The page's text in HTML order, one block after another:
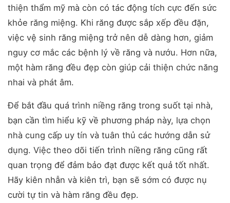
thiện thẩm mỹ mà còn có tác động tích cực đến sức
khỏe răng miệng. Khi răng được sắp xếp đều đặn,
việc vệ sinh răng miệng trở nên dễ dàng hơn, giảm
nguy cơ mắc các bệnh lý về răng và nướu. Hơn nữa,
một hàm răng đều đẹp còn giúp cải thiện chức năng
nhai và phát âm.
Để bắt đầu quá trình niềng răng trong suốt tại nhà,
bạn cần tìm hiểu kỹ về phương pháp này, lựa chọn
nhà cung cấp uy tín và tuân thủ các hướng dẫn sử
dụng. Việc theo dõi tiến trình niềng răng cũng rất
quan trọng để đảm bảo đạt được kết quả tốt nhất.
Hãy kiên nhẫn và kiên trì, bạn sẽ sớm có được nụ
cười tự tin và hàm răng đều đẹp.